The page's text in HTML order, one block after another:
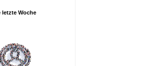
letzte Woche